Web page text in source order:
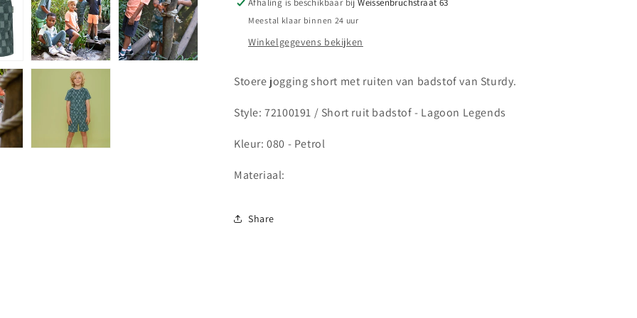
Legends
Legends
Afhaling is beschikbaar bijWeissenbruchstraat 63
Meestal klaar binnen 24 uur
Winkelgegevens bekijken
Stoere jogging short met ruiten van badstof van Sturdy.
Style: 72100191 / Short ruit badstof - Lagoon Legends
Kleur: 080 - Petrol
Materiaal:
Share